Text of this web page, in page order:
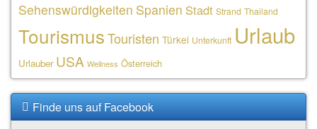
Sehenswürdigkeiten Spanien Stadt Strand Thailand
TourismusTouristen Türkei Unterkunft Urlaub
Urlauber USA Wellness Österreich
Finde uns auf Facebook